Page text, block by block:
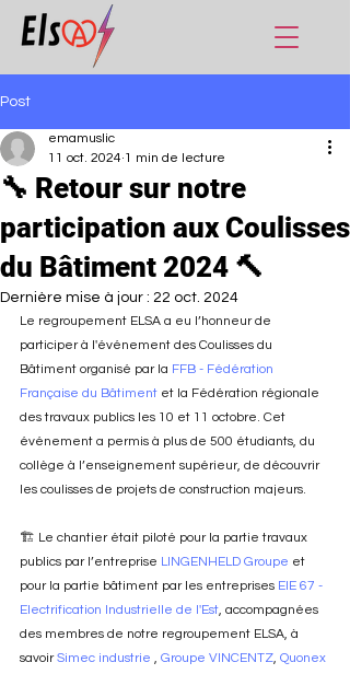
Post
🔧 Retour sur notre
participation aux Coulisses
du Bâtiment 2024 🔨
emamuslic
11 oct. 2024 1 min de lecture
Dernière mise à jour : 22 oct. 2024
Le regroupement ELSA a eu l’honneur de
participer à l'événement des Coulisses du
Bâtiment organisé par la FFB - Fédération
Française du Bâtiment et la Fédération régionale
des travaux publics les 10 et 11 octobre. Cet
événement a permis à plus de 500 étudiants, du
collège à l’enseignement supérieur, de découvrir
les coulisses de projets de construction majeurs.
🏗️ Le chantier était piloté pour la partie travaux
publics par l’entreprise LINGENHELD Groupe et
pour la partie bâtiment par les entreprises EIE 67 -
Electrification Industrielle de l'Est, accompagnées
des membres de notre regroupement ELSA, à
savoir Simec industrie , Groupe VINCENTZ, Quonex